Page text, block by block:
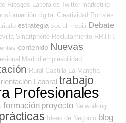
Riesgos Laborales Twitter marketing
digital Creatividad Portales
estrategia social media Debate
Smartphone Reclutamiento RR.HH.
contenido Nuevas
Madrid empleabilidad
Rural Castilla La Mancha
Laboral trabajo
Profesionales
formación proyecto Networking
Ideas de Negocio blog